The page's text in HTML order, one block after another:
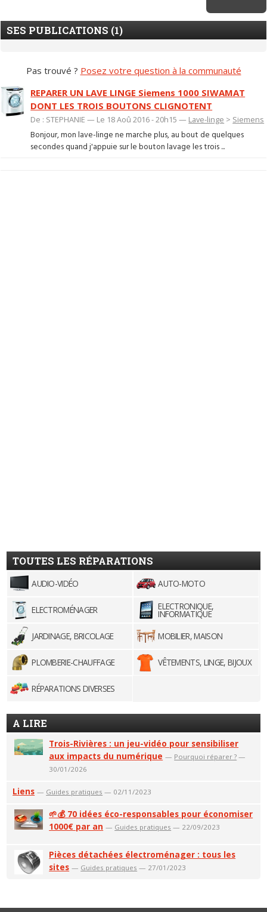
SES PUBLICATIONS (1)
Pas trouvé ? Posez votre question à la communauté
REPARER UN LAVE LINGE Siemens 1000 SIWAMAT
DONT LES TROIS BOUTONS CLIGNOTENT
De : STEPHANIE — Le 18 Aoû 2016 - 20h15 — Lave-linge > Siemens
Bonjour, mon lave-linge ne marche plus, au bout de quelques
secondes quand j'appuie sur le bouton lavage les trois ...
TOUTES LES RÉPARATIONS
AUDIO-VIDÉO AUTO-MOTO
ELECTROMÉNAGER ELECTRONIQUE,
INFORMATIQUE
JARDINAGE, BRICOLAGE
MOBILIER, MAISON
PLOMBERIE-CHAUFFAGE VÊTEMENTS, LINGE, BIJOUX
RÉPARATIONS DIVERSES
A LIRE
Trois-Rivières : un jeu-vidéo pour sensibiliser
aux impacts du numérique — Pourquoi réparer ? —
30/01/2026
Liens — Guides pratiques — 02/11/2023
🌱💰 70 idées éco-responsables pour économiser
1000€ par an — Guides pratiques — 22/09/2023
Pièces détachées électroménager : tous les
sites — Guides pratiques — 27/01/2023